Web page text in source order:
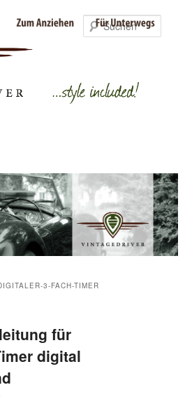
3-FACH-TIMER
für
digital